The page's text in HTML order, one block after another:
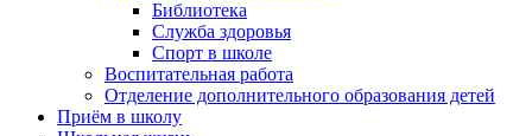
Библиотека
Служба здоровья
Спорт в школе
Воспитательная работа
Отделение дополнительного образования детей
Приём в школу